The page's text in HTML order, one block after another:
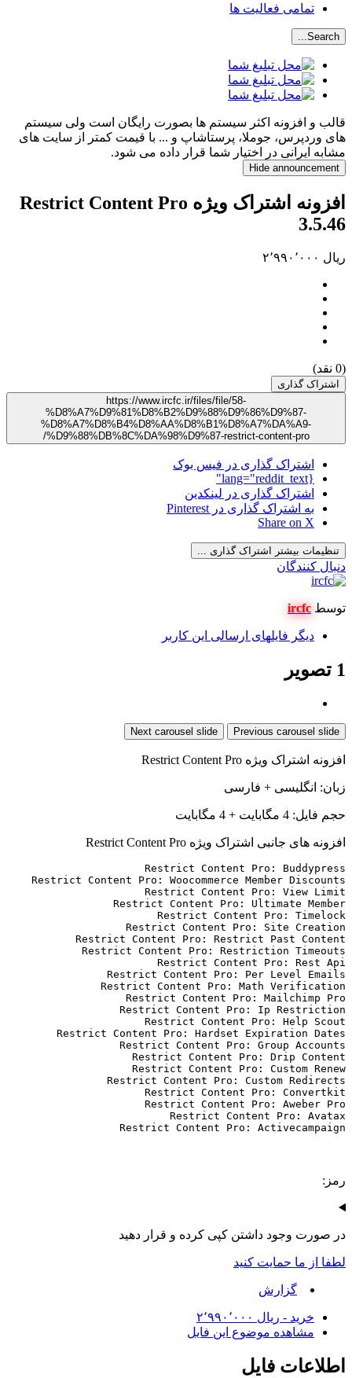
تمامی فعالیت ها
Search...
قالب و افزونه اکثر سیستم ها بصورت رایگان است ولی سیستم
های وردپرس، جوملا، پرستاشاپ و ... با قیمت کمتر از سایت های
مشابه ایرانی در اختیار شما قرار داده می شود.
Hide announcement
افزونه اشتراک ویژه Restrict Content Pro
3.5.46
(0 نقد)
اشتراک گذاری
https://www.ircfc.ir/files/file/58-
%D8%A7%D9%81%D8%B2%D9%88%D9%86%D9%87-
%D8%A7%D8%B4%D8%AA%D8%B1%D8%A7%DA%A9-
%D9%88%DB%8C%DA%98%D9%87-restrict-content-pro/
اشتراک گذاری در فیس بوک
{lang="reddit_text"
اشتراک گذاری در لینکدین
به اشتراک گذاری در Pinterest
Share on X
تنظیمات بیشتر اشتراک گذاری ...
دنبال کنندگان
توسط ircfc
دیگر فایل‎های ارسالی این کاربر
1 تصویر
Previous carousel slide
Next carousel slide
افزونه اشتراک ویژه Restrict Content Pro
زبان: انگلیسی + فارسی
حجم فایل: 4 مگابایت + 4 مگابایت
افزونه های جانبی اشتراک ویژه Restrict Content Pro
Restrict Content Pro: Activecampaign
رمز:
در صورت وجود داشتن کپی کرده و قرار دهید
لطفا از ما حمایت کنید
گزارش
خرید - ‎ریال ۲٬۹۹۰٬۰۰۰
مشاهده موضوع این فایل
اطلاعات فایل